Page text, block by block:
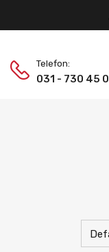
Telefon:
031 - 730 45